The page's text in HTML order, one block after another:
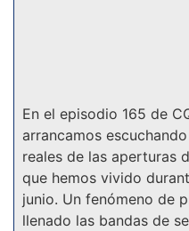
En el episodio 165 de
arrancamos
reales de las aperturas
que hemos vivido
junio. Un fenómeno de
llenado las bandas de